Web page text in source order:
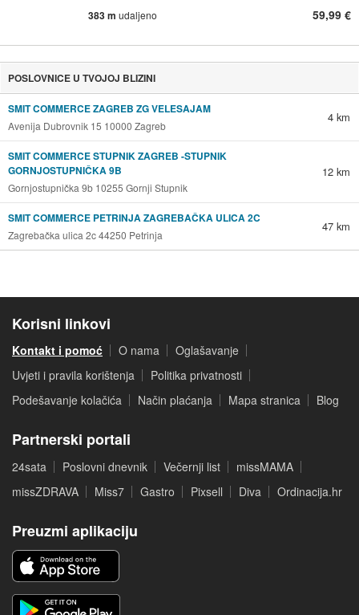
383 m udaljeno 59,99 €
POSLOVNICE U TVOJOJ BLIZINI
SMIT COMMERCE ZAGREB ZG VELESAJAM
Avenija Dubrovnik 15 10000 Zagreb
4 km
SMIT COMMERCE STUPNIK ZAGREB -STUPNIK
GORNJOSTUPNIČKA 9B
Gornjostupnička 9b 10255 Gornji Stupnik
12 km
SMIT COMMERCE PETRINJA ZAGREBAČKA ULICA 2C
Zagrebačka ulica 2c 44250 Petrinja
47 km
Korisni linkovi
Kontakt i pomoć O nama
Oglašavanje
Uvjeti i pravila korištenja
Politika privatnosti
Podešavanje kolačića
Način plaćanja Mapa stranica Blog
Partnerski portali
24sata Poslovni dnevnik Večernji list
missMAMA
missZDRAVA
Miss7 Gastro Pixsell Diva Ordinacija.hr
Preuzmi aplikaciju